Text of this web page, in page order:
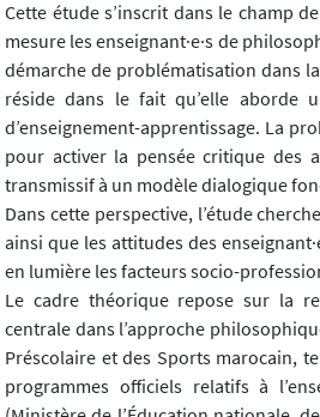
Cette étude s’inscrit dans le champ
mesure les enseignant·e·s de
démarche de problématisation dans
réside dans le fait qu’elle aborde
d’enseignement-apprentissage. La
pour activer la pensée critique des
transmissif à un modèle dialogique
Dans cette perspective, l’étude
ainsi que les attitudes des
en lumière les facteurs socio-
Le cadre théorique repose sur la
centrale dans l’approche
Préscolaire et des Sports marocain,
programmes officiels relatifs à